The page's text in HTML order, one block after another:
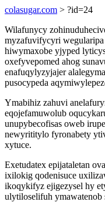
colasugar.com > ?id=24
Wilafunycy
myzafuvifycyri
hiwymaxobe yjyped
oxefyvepomed ahog
enafuqylyzyjajer
pusocypeda
Ymabihiz zahuvi
eqojefamuwolub
unupybecofisas oweb
newyrititylo fyronabety
xytuce.
Exetudatex epijataletan
ixilokig qodenisuce
ikoqykifyz ejigezysel hy
ulytiloselifuh ymawatenob